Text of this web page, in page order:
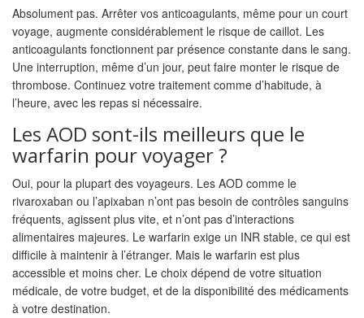
Absolument pas. Arrêter vos anticoagulants, même pour un court
voyage, augmente considérablement le risque de caillot. Les
anticoagulants fonctionnent par présence constante dans le sang.
Une interruption, même d’un jour, peut faire monter le risque de
thrombose. Continuez votre traitement comme d’habitude, à
l’heure, avec les repas si nécessaire.
Les AOD sont-ils meilleurs que le
warfarin pour voyager ?
Oui, pour la plupart des voyageurs. Les AOD comme le
rivaroxaban ou l’apixaban n’ont pas besoin de contrôles sanguins
fréquents, agissent plus vite, et n’ont pas d’interactions
alimentaires majeures. Le warfarin exige un INR stable, ce qui est
difficile à maintenir à l’étranger. Mais le warfarin est plus
accessible et moins cher. Le choix dépend de votre situation
médicale, de votre budget, et de la disponibilité des médicaments
à votre destination.